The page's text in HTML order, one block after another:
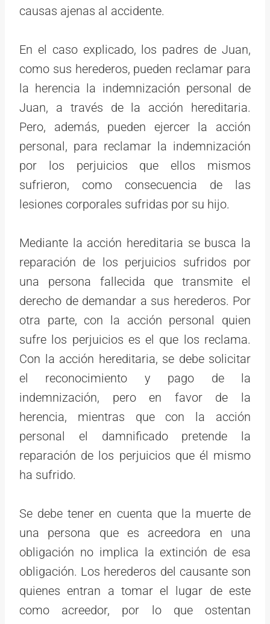
causas ajenas al accidente.
En el caso explicado, los padres de Juan,
como sus herederos, pueden reclamar para
la herencia la indemnización personal de
Juan, a través de la acción hereditaria.
Pero, además, pueden ejercer la acción
personal, para reclamar la indemnización
por los perjuicios que ellos mismos
sufrieron, como consecuencia de las
lesiones corporales sufridas por su hijo.
Mediante la acción hereditaria se busca la
reparación de los perjuicios sufridos por
una persona fallecida que transmite el
derecho de demandar a sus herederos. Por
otra parte, con la acción personal quien
sufre los perjuicios es el que los reclama.
Con la acción hereditaria, se debe solicitar
el reconocimiento y pago de la
indemnización, pero en favor de la
herencia, mientras que con la acción
personal el damnificado pretende la
reparación de los perjuicios que él mismo
ha sufrido.
Se debe tener en cuenta que la muerte de
una persona que es acreedora en una
obligación no implica la extinción de esa
obligación. Los herederos del causante son
quienes entran a tomar el lugar de este
como acreedor, por lo que ostentan